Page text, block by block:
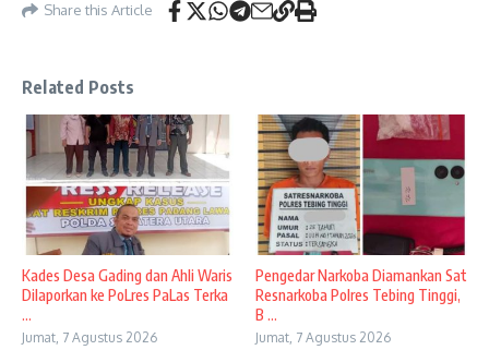
Share this Article
Related Posts
Kades Desa Gading dan Ahli Waris
Dilaporkan ke PoLres PaLas Terka
...
Jumat, 7 Agustus 2026
Pengedar Narkoba Diamankan Sat
Resnarkoba Polres Tebing Tinggi,
B ...
Jumat, 7 Agustus 2026